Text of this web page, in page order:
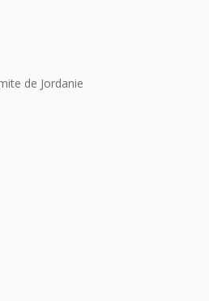
de Jordanie